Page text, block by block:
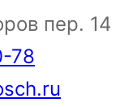
пер. 14
78